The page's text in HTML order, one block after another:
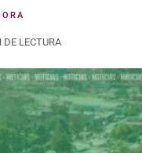
DE LECTURA